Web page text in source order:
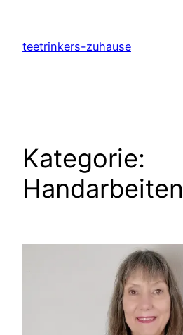
springen
teetrinkers-zuhause
Kategorie:
Handarbeiten